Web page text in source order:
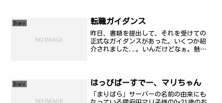
Diary 転職ガイダンス
昨日、書類を提出して、それを受けての
正式なガイダンスがあった。いくつか紹
介されました..。いんだけどなぁ。魅力
た。なんか、親父が以...
Diary はっぴばーすでー、マリちゃん
「まりぱら」サーバーの名前の由来にも